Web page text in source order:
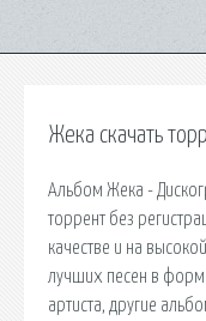
Жека скачать
Альбом Жека -
торрент без
качестве и на
лучших песен в
артиста, другие